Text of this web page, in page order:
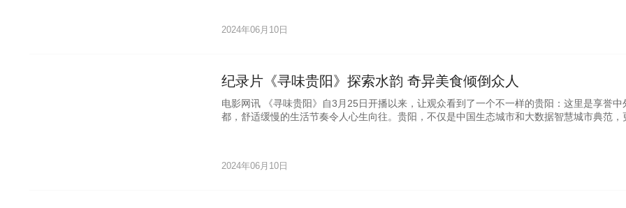
2024年06月10日
纪录片《寻味贵阳》探索水韵 奇异美食倾倒众人
电影网讯 《寻味贵阳》自3月25日开播以来，让观众看到了一个不一样的贵阳：这里是享誉中
都，舒适缓慢的生活节奏令人心生向往。贵阳，不仅是中国生态城市和大数据智慧城市典范，
2024年06月10日